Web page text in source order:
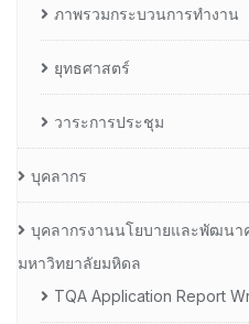
ภาพรวมกระบวนการทำงาน
ยุทธศาสตร์
วาระการประชุม
บุคลากร
บุคลากรงานนโยบายและพัฒน
มหาวิทยาลัยมหิดล
TQA Application Report